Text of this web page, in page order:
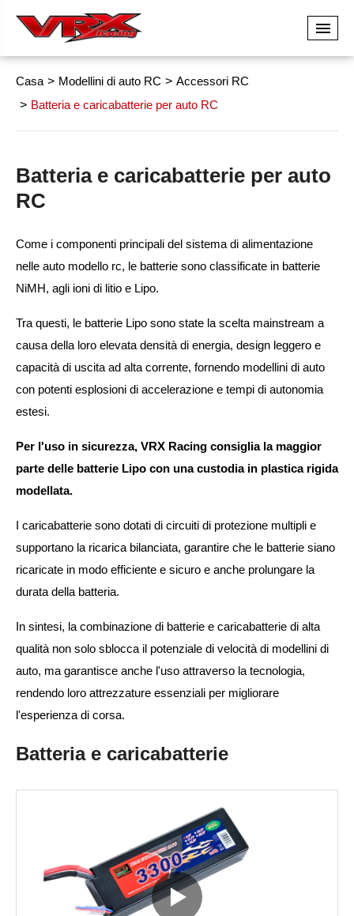
Casa Modellini di auto RC
Accessori RC
Batteria e caricabatterie per auto RC
Batteria e caricabatterie per auto
RC
Come i componenti principali del sistema di alimentazione
nelle auto modello rc, le batterie sono classificate in batterie
NiMH, agli ioni di litio e Lipo.
Tra questi, le batterie Lipo sono state la scelta mainstream a
causa della loro elevata densità di energia, design leggero e
capacità di uscita ad alta corrente, fornendo modellini di auto
con potenti esplosioni di accelerazione e tempi di autonomia
estesi.
Per l'uso in sicurezza, VRX Racing consiglia la maggior
parte delle batterie Lipo con una custodia in plastica rigida
modellata.
I caricabatterie sono dotati di circuiti di protezione multipli e
supportano la ricarica bilanciata, garantire che le batterie siano
ricaricate in modo efficiente e sicuro e anche prolungare la
durata della batteria.
In sintesi, la combinazione di batterie e caricabatterie di alta
qualità non solo sblocca il potenziale di velocità di modellini di
auto, ma garantisce anche l'uso attraverso la tecnologia,
rendendo loro attrezzature essenziali per migliorare
l'esperienza di corsa.
Batteria e caricabatterie